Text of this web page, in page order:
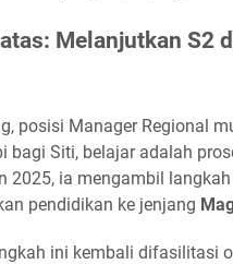
Melanjutkan S2
posisi Manager Regional
bagi Siti, belajar adalah
2025, ia mengambil
pendidikan ke jenjang
ini kembali difasilitasi